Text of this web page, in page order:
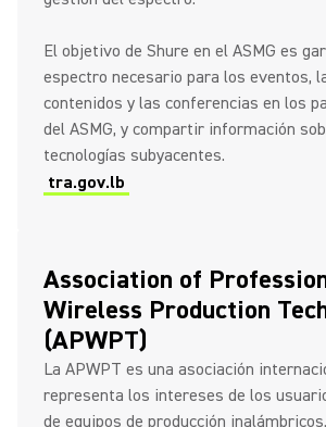
El objetivo de Shure en el ASMG es
espectro necesario para los eventos,
contenidos y las conferencias en los
del ASMG, y compartir información
tecnologías subyacentes.
tra.gov.lb
Association of
Wireless Production
(APWPT)
La APWPT es una asociación
representa los intereses de los
de equipos de producción inalámbricos.